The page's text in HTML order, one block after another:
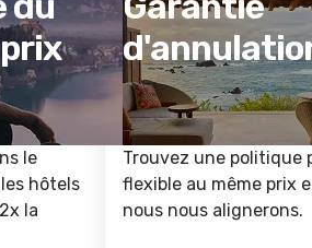
le
hôtels
la
Trouvez une politique
flexible au même prix
nous nous alignerons.